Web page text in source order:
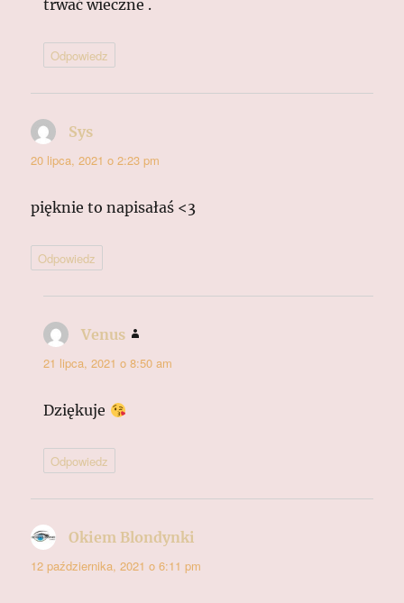
trwać wieczne .
Odpowiedz
Sys
20 lipca, 2021 o 2:23 pm
pięknie to napisałaś <3
Odpowiedz
Venus
21 lipca, 2021 o 8:50 am
Dziękuje
Odpowiedz
Okiem Blondynki
12 października, 2021 o 6:11 pm